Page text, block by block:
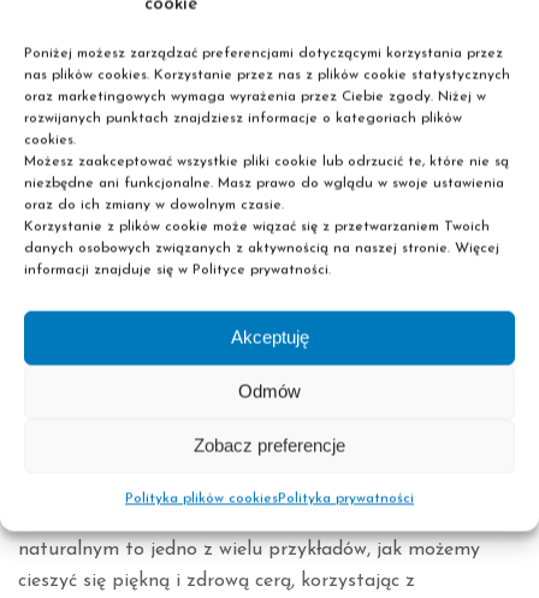
cookie
Poniżej możesz zarządzać preferencjami dotyczącymi korzystania przez
nas plików cookies. Korzystanie przez nas z plików cookie statystycznych
oraz marketingowych wymaga wyrażenia przez Ciebie zgody. Niżej w
rozwijanych punktach znajdziesz informacje o kategoriach plików
cookies.
Możesz zaakceptować wszystkie pliki cookie lub odrzucić te, które nie są
niezbędne ani funkcjonalne. Masz prawo do wglądu w swoje ustawienia
oraz do ich zmiany w dowolnym czasie.
Korzystanie z plików cookie może wiązać się z przetwarzaniem Twoich
danych osobowych związanych z aktywnością na naszej stronie. Więcej
informacji znajduje się w Polityce prywatności.
Akceptuję
Odmów
Zobacz preferencje
Polityka plików cookiesPolityka prywatności
Oczyść skórę twarzy z makijażu i zanieczyszczeń.
Nałóż przygotowaną maseczkę na całą twarz,
omijając okolice oczu.
Pozostaw maseczkę na skórze przez około 15-20
minut.
Spłucz maseczkę letnią wodą i delikatnie osusz
twarz.
Regularne stosowanie tej maseczki może przynieść
wiele korzyści dla skóry. Pietruszka pomoże w
redukcji przebarwień, a kwas mlekowy z jogurtu
Pietruszka w kosmetyce to nie tylko trend, ale przede
wszystkim skarb natury, który warto wykorzystać dla
naturalnym to jedno z wielu przykładów, jak możemy
cieszyć się piękną i zdrową cerą, korzystając z